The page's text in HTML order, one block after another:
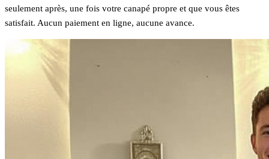
seulement après, une fois votre canapé propre et que vous êtes
satisfait. Aucun paiement en ligne, aucune avance.